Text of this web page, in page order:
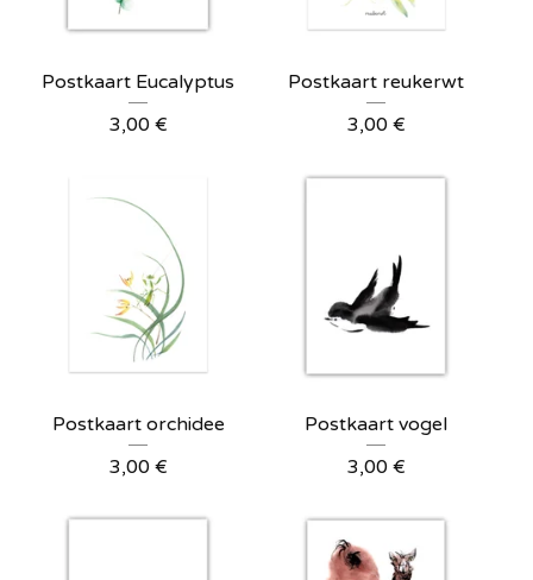
Postkaart Eucalyptus
3,00 €
Postkaart reukerwt
3,00 €
Postkaart orchidee
3,00 €
Postkaart vogel
3,00 €